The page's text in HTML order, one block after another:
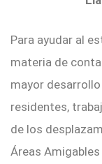
Para ayudar al
materia de
mayor
residentes,
de los
Áreas